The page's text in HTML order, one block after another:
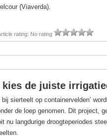
(Viaverda).
rating: No rating
de juiste
sierteelt op containervelden’
de loep genomen. Dit project,
nu langdurige droogteperiodes